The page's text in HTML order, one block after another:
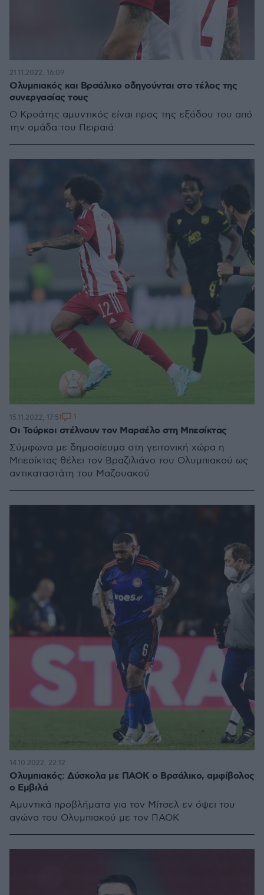
Ολυμπιακός και Βρσάλικο οδηγούνται στο τέλος της
συνεργασίας τους
Ο Κροάτης αμυντικός είναι προς της εξόδου του από
την ομάδα του Πειραιά
21.11.2022, 16:09
Οι Τούρκοι στέλνουν τον Μαρσέλο στη Μπεσίκτας
Σύμφωνα με δημοσίευμα στη γειτονική χώρα η
Μπεσίκτας θέλει τον Βραζιλιάνο του Ολυμπιακού ως
αντικαταστάτη του Μαζουακού
15.11.2022, 17:51 1
Ολυμπιακός: Δύσκολα με ΠΑΟΚ ο Βρσάλικο, αμφίβολος
ο Εμβιλά
Αμυντικά προβλήματα για τον Μίτσελ εν όψει του
αγώνα του Ολυμπιακού με τον ΠΑΟΚ
14.10.2022, 22:12